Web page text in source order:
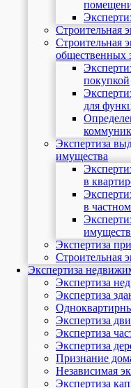
Строительная
Строительная
общественных
покупкой
для
Экспертиза
имущества
в
в
Экспертиза
Строительная
Экспертиза
Экспертиза
Экспертиза
Экспертиза
Экспертиза
Экспертиза
Признание
Независимая
Экспертиза